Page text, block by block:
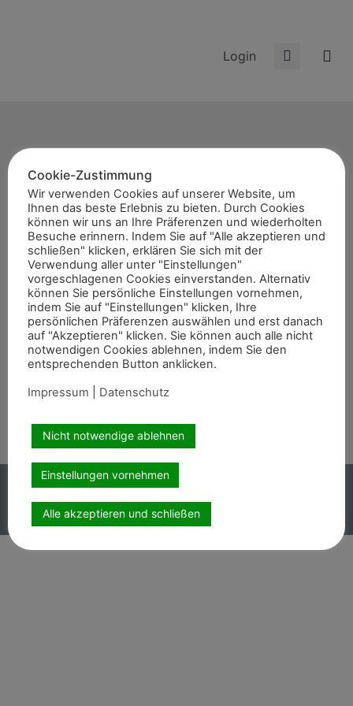
Login
Start
News
Themen
Termine
8er-Team
Abonnement
Kontakt
Wir sind auch auf
Copyright PEMAG 2026 – Alle Rechte vorbehalten.
Impressum | Datenschutz
Cookie-Zustimmung
Wir verwenden Cookies auf unserer Website, um
Ihnen das beste Erlebnis zu bieten. Durch Cookies
können wir uns an Ihre Präferenzen und wiederholten
Besuche erinnern. Indem Sie auf "Alle akzeptieren und
schließen" klicken, erklären Sie sich mit der
Verwendung aller unter "Einstellungen"
vorgeschlagenen Cookies einverstanden. Alternativ
können Sie persönliche Einstellungen vornehmen,
indem Sie auf "Einstellungen" klicken, Ihre
persönlichen Präferenzen auswählen und erst danach
auf "Akzeptieren" klicken. Sie können auch alle nicht
notwendigen Cookies ablehnen, indem Sie den
entsprechenden Button anklicken.
Impressum
Datenschutz
Nicht notwendige ablehnen
Einstellungen vornehmen
Alle akzeptieren und schließen